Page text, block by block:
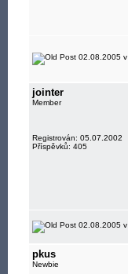
02.08.2005 v
jointer
Member
Registrován: 05.07.2002
Příspěvků: 405
02.08.2005 v
pkus
Newbie